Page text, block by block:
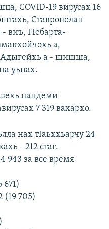
COVID-19 вирусах 16
Ставрополан
виъ, ГIебарта-
а,
Адыгейхь а - шишша,
уьнах.
пандеми
7 319 вахархо.
нах тIаьххьарчу 24
- 212 стаг.
943 за все время
671)
(19 705)